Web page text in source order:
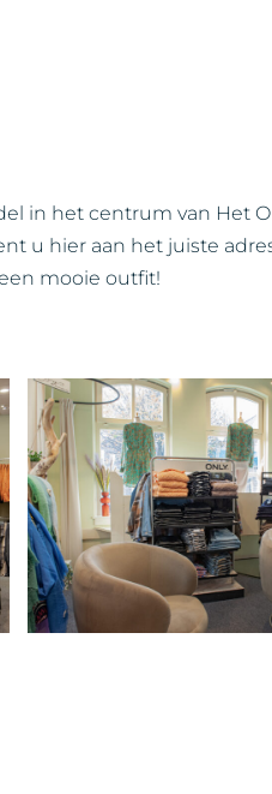
in het centrum van Het
u hier aan het juiste
mooie outfit!